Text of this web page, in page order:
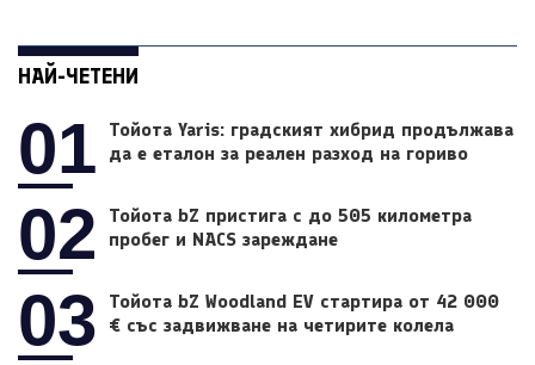
НАЙ-ЧЕТЕНИ
01
Тойота Yaris: градският хибрид продължава
да е еталон за реален разход на гориво
02
Тойота bZ пристига с до 505 километра
пробег и NACS зареждане
03
Тойота bZ Woodland EV стартира от 42 000
€ със задвижване на четирите колела